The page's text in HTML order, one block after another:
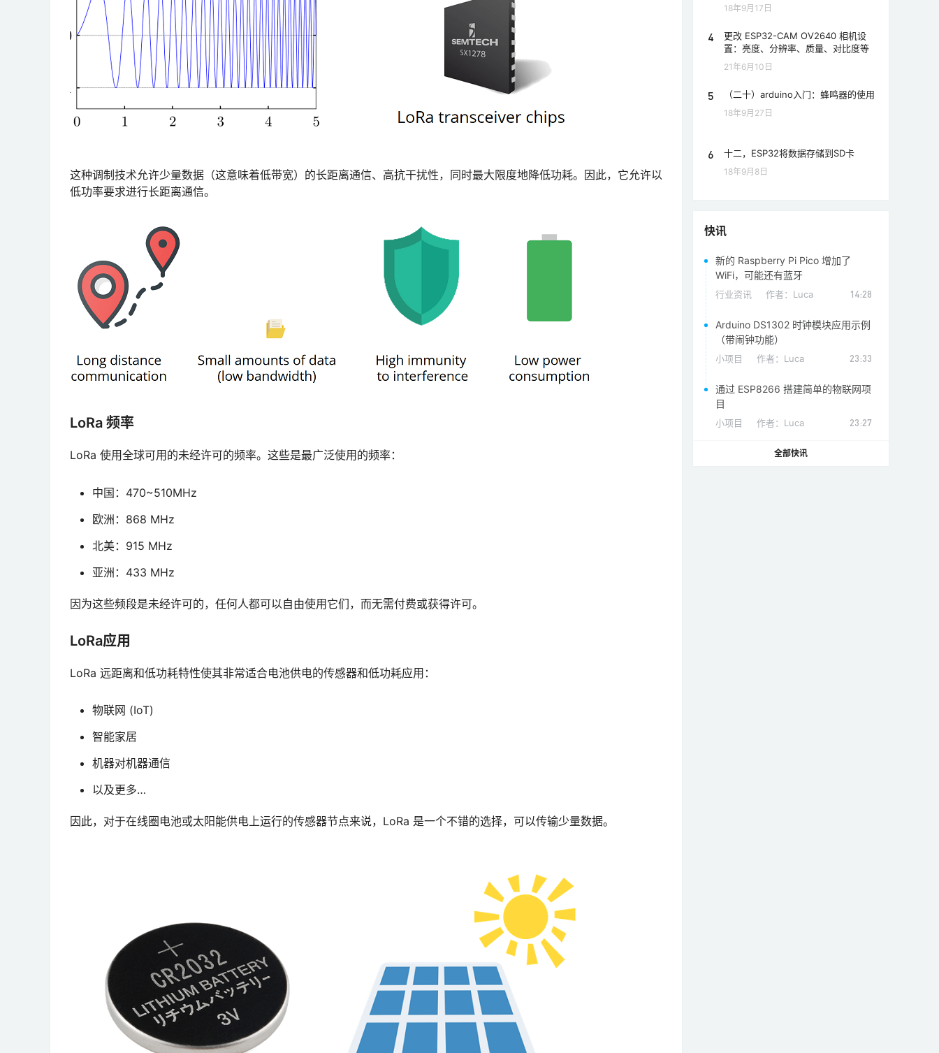
这种调制技术允许少量数据（这意味着低带宽）的长距离通信、高抗干扰性，同时最大限度地降低功耗。因此，它允许以
低功率要求进行长距离通信。
LoRa 频率
LoRa 使用全球可用的未经许可的频率。这些是最广泛使用的频率：
中国：470~510MHz
欧洲：868 MHz
北美：915 MHz
亚洲：433 MHz
因为这些频段是未经许可的，任何人都可以自由使用它们，而无需付费或获得许可。
LoRa应用
LoRa 远距离和低功耗特性使其非常适合电池供电的传感器和低功耗应用：
物联网 (IoT)
智能家居
机器对机器通信
以及更多…
因此，对于在线圈电池或太阳能供电上运行的传感器节点来说，LoRa 是一个不错的选择，可以传输少量数据。
18年9月17日
4
更改 ESP32-CAM OV2640 相机设
置：亮度、分辨率、质量、对比度等
21年6月10日
5 （二十）arduino入门：蜂鸣器的使用
18年9月27日
6 十二，ESP32将数据存储到SD卡
18年9月8日
快讯
新的 Raspberry Pi Pico 增加了
WiFi，可能还有蓝牙
行业资讯 作者： Luca 14:28
Arduino DS1302 时钟模块应用示例
（带闹钟功能）
小项目 作者： Luca 23:33
通过 ESP8266 搭建简单的物联网项
目
小项目 作者： Luca 23:27
全部快讯